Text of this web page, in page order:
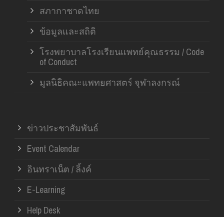
สภากาชาดไทย
ข้อมูลและสถิติ
โรงพยาบาลโรงเรียนแพทย์คุณธรรม / Code
of Conduct
มูลนิธิคณะแพทยศาสตร์ จุฬาลงกรณ์
ข่าวประชาสัมพันธ์
Event Calendar
อินทราเน็ต / ลิ้งค์
E-Learning
Help Desk